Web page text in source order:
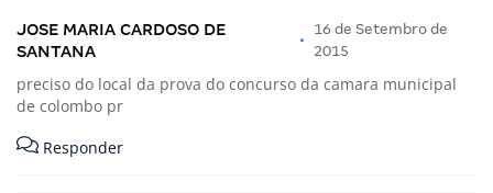
JOSE MARIA CARDOSO DE
SANTANA
•
16 de Setembro de
2015
preciso do local da prova do concurso da camara municipal
de colombo pr
Responder